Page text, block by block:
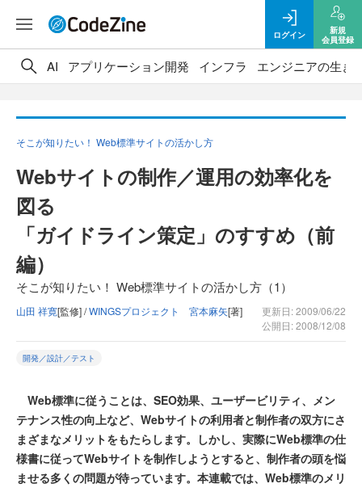
ログイン
新規
会員登録
AI アプリケーション開発 インフラ エンジニアの生き
そこが知りたい！ Web標準サイトの活かし方
Webサイトの制作／運用の効率化を
図る
「ガイドライン策定」のすすめ（前
編）
そこが知りたい！ Web標準サイトの活かし方（1）
山田 祥寛[監修] /WINGSプロジェクト 宮本麻矢[著]
更新日: 2009/06/22
公開日: 2008/12/08
開発／設計／テスト
Web標準に従うことは、SEO効果、ユーザービリティ、メン
テナンス性の向上など、Webサイトの利用者と制作者の双方にさ
まざまなメリットをもたらします。しかし、実際にWeb標準の仕
様書に従ってWebサイトを制作しようとすると、制作者の頭を悩
ませる多くの問題が待っています。本連載では、Web標準のメリ